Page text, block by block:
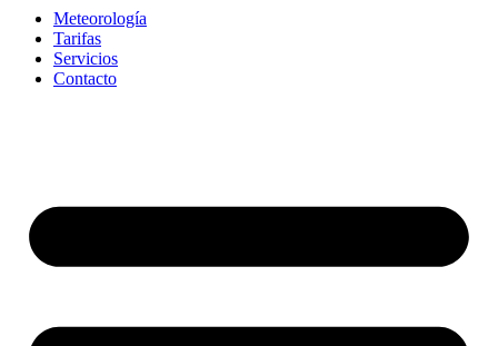
Meteorología
Tarifas
Servicios
Contacto